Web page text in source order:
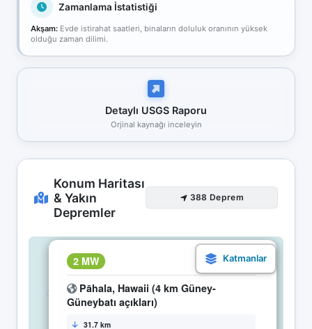
Zamanlama İstatistiği
Akşam: Evde istirahat saatleri, binaların doluluk oranının yüksek
olduğu zaman dilimi.
Detaylı USGS Raporu
Orjinal kaynağı inceleyin
Konum Haritası
& Yakın
Depremler
388 Deprem
2 MW 24.04 23:05
Pāhala, Hawaii (4 km Güney-
Güneybatı açıkları)
31.7 km
×